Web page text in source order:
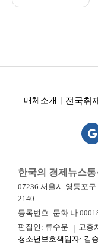
매체소개 전국취
한국의 경제뉴스통
07236 서울시 영등포
2140
등록번호: 문화 나
편집인: 류수운
고충
청소년보호책임자: 김